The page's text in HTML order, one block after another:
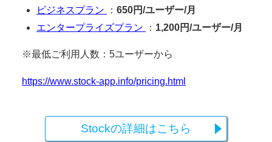
ビジネスプラン
： 650円/ユーザー/月
エンタープライズプラン
： 1,200円/ユーザー/月
※最低ご利用人数：5ユーザーから
https://www.stock-app.info/pricing.html
Stockの詳細はこちら